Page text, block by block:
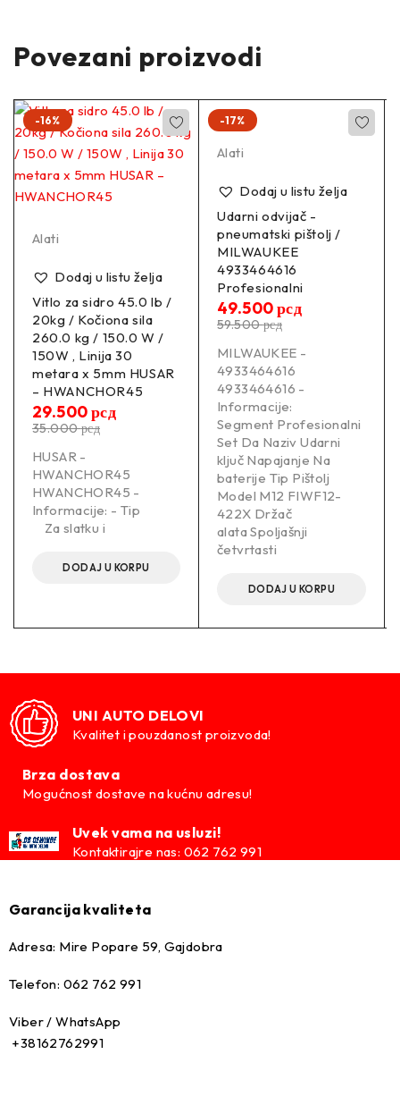
Povezani proizvodi
-16%
Alati
Dodaj u listu želja
Vitlo za sidro 45.0 lb /
20kg / Kočiona sila
260.0 kg / 150.0 W /
150W , Linija 30
metara x 5mm HUSAR
– HWANCHOR45
35.000рсд
29.500рсд
HUSAR -
HWANCHOR45
HWANCHOR45 -
Informacije: - Tip
Za slatku i
DODAJ U KORPU
-17%
Alati
Dodaj u listu želja
Udarni odvijač -
pneumatski pištolj /
MILWAUKEE
4933464616
Profesionalni
59.500рсд
49.500рсд
MILWAUKEE -
4933464616
4933464616 -
Informacije:
Segment Profesionalni
Set Da Naziv Udarni
ključ Napajanje Na
baterije Tip Pištolj
Model M12 FIWF12-
422X Držač
alata Spoljašnji
četvrtasti
DODAJ U KORPU
UNI AUTO DELOVI
Kvalitet i pouzdanost proizvoda!
Brza dostava
Mogućnost dostave na kućnu adresu!
Uvek vama na usluzi!
Kontaktirajre nas: 062 762 991
Garancija kvaliteta
Adresa: Mire Popare 59, Gajdobra
Telefon: 062 762 991
Viber / WhatsApp
+38162762991